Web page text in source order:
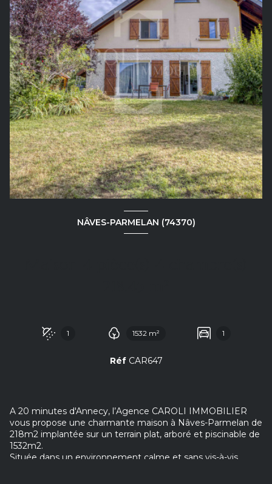
NÂVES-PARMELAN (74370)
1 1532 m² 1
Réf CAR647
A 20 minutes d'Annecy, l’Agence CAROLI IMMOBILIER
vous propose une charmante maison à Nâves-Parmelan de
218m2 implantée sur un terrain plat, arboré et piscinable de
1532m2.
Située dans un environnement calme et sans vis-à-vis,